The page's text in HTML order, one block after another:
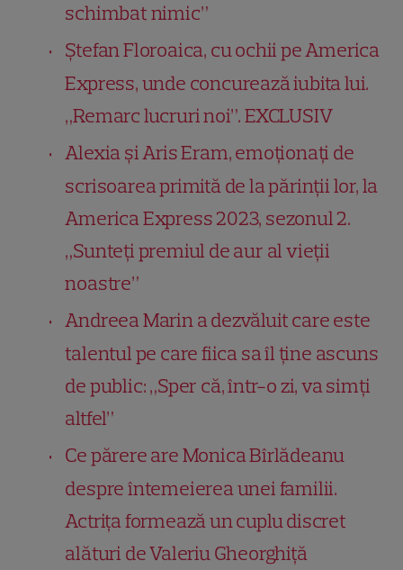
schimbat nimic”
Ștefan Floroaica, cu ochii pe America
Express, unde concurează iubita lui.
„Remarc lucruri noi”. EXCLUSIV
Alexia și Aris Eram, emoționați de
scrisoarea primită de la părinții lor, la
America Express 2023, sezonul 2.
„Sunteți premiul de aur al vieții
noastre”
Andreea Marin a dezvăluit care este
talentul pe care fiica sa îl ține ascuns
de public: „Sper că, într-o zi, va simți
altfel”
Ce părere are Monica Bîrlădeanu
despre întemeierea unei familii.
Actrița formează un cuplu discret
alături de Valeriu Gheorghiță